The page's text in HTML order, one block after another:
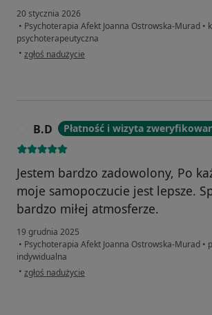
20 stycznia 2026
• Psychoterapia Afekt Joanna Ostrowska-Murad •
psychoterapeutyczna
• w opinii użytkownika Gośka
zgłoś nadużycie
B.D Płatność i wizyta
Jestem bardzo zadowolony, Po
moje samopoczucie jest lepsze.
bardzo miłej atmosferze.
19 grudnia 2025
• Psychoterapia Afekt Joanna Ostrowska-Murad •
indywidualna
• w opinii użytkownika B.D
zgłoś nadużycie